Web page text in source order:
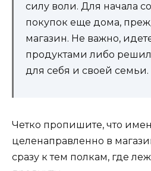
силу воли. Для начала
покупок еще дома,
магазин. Не важно,
продуктами либо
для себя и своей семьи.
Четко пропишите, что
целенаправленно в
сразу к тем полкам, где